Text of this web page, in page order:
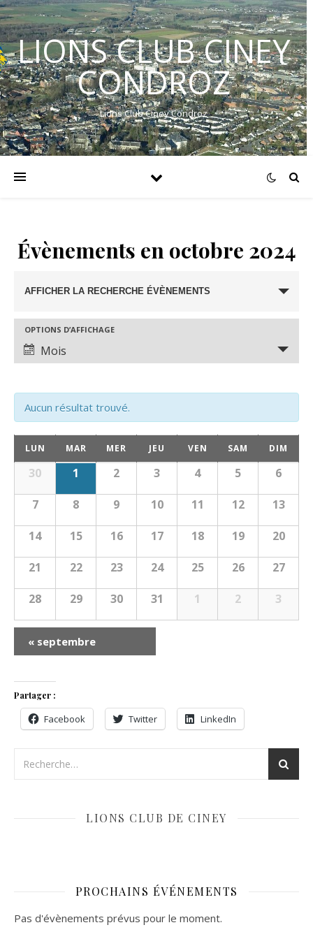
LIONS CLUB CINEY
CONDROZ
Lions Club Ciney Condroz
Évènements en octobre 2024
Recherche
et
navigation
de
vues
Évènements
AFFICHER LA RECHERCHE ÉVÈNEMENTS
Navigation
de
vues
Évènement
OPTIONS D’AFFICHAGE
Mois
Aucun résultat trouvé.
Calendrier
de
Évènements
Calendrier
Évènements
LUN MAR MER JEU VEN SAM DIM
30 1 2 3 4 5 6
7 8 9 10 11 12 13
14 15 16 17 18 19 20
21 22 23 24 25 26 27
28 29 30 31 1 2 3
« septembre
Partager :
Facebook Twitter LinkedIn
LIONS CLUB DE CINEY
PROCHAINS ÉVÉNEMENTS
Pas d'évènements prévus pour le moment.